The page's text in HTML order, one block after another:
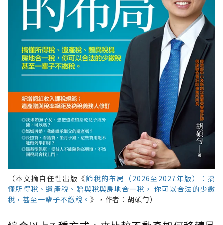
（本文摘自任性出版《節稅的布局（2026至2027年版）：搞
懂所得稅、遺產稅、贈與稅與房地合一稅， 你可以合法的少繳
稅，甚至一輩子不繳稅。 》，作者：胡碩勻）